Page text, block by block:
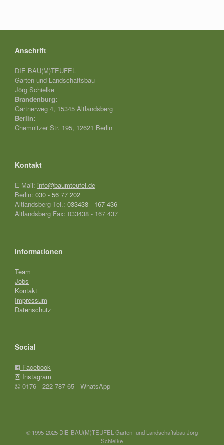
Anschrift
DIE BAU(M)TEUFEL
Garten und Landschaftsbau
Jörg Schielke
Brandenburg:
Gärtnerweg 4, 15345 Altlandsberg
Berlin:
Chemnitzer Str. 195, 12621 Berlin
Kontakt
E-Mail: info@baumteufel.de
Berlin: 030 - 56 77 202
Altlandsberg Tel.: 033438 - 167 436
Altlandsberg Fax: 033438 - 167 437
Informationen
Team
Jobs
Kontakt
Impressum
Datenschutz
Social
Facebook
Instagram
0176 - 222 787 65 - WhatsApp
© 1995-2025 DIE-BAU(M)TEUFEL Garten- und Landschaftsbau Jörg
Schielke